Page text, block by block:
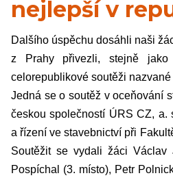
nejlepší v
Dalšího úspěchu dosáhli naši
z Prahy přivezli, stejně
celorepublikové soutěži
Jedná se o soutěž v oceňování
českou společností ÚRS CZ, a.
a řízení ve stavebnictví při
Soutěžit se vydali žáci Václav
Pospíchal (3. místo), Petr